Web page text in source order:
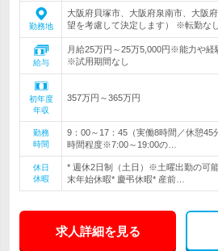
勤務地
大阪府貝塚市、大阪府泉南市、大阪
望を考慮して決定します） ※転勤な
給与
月給25万円～25万5,000円※能力や経
※試用期間なし
初年度
年収
357万円～365万円
勤務
時間
9：00～17：45（実働8時間／休憩45
時間程度※7:00～19:00の…
休日
休暇
* 週休2日制（土日）※土曜出勤の可
末年始休暇* 慶弔休暇* 産前…
求人詳細を見る